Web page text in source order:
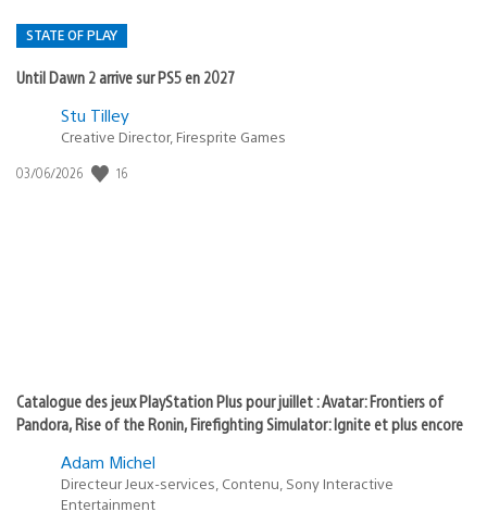
STATE OF PLAY
Until Dawn 2 arrive sur PS5 en 2027
Postée
:
Stu Tilley
Creative Director, Firesprite Games
Date
03/06/2026 16
Catalogue des jeux PlayStation Plus pour juillet : Avatar: Frontiers of
Pandora, Rise of the Ronin, Firefighting Simulator: Ignite et plus encore
Adam Michel
Directeur Jeux-services, Contenu, Sony Interactive
Entertainment